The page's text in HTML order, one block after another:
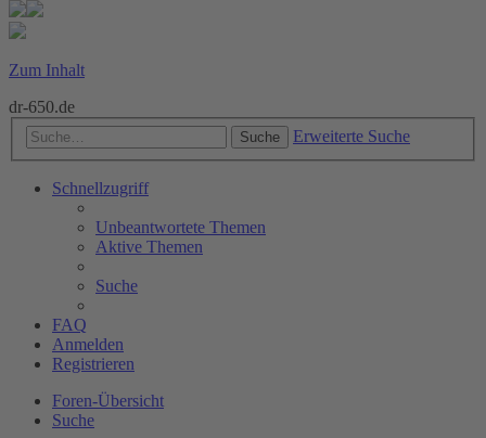
Zum Inhalt
dr-650.de
Suche Erweiterte Suche
Schnellzugriff
Unbeantwortete Themen
Aktive Themen
Suche
FAQ
Anmelden
Registrieren
Foren-Übersicht
Suche